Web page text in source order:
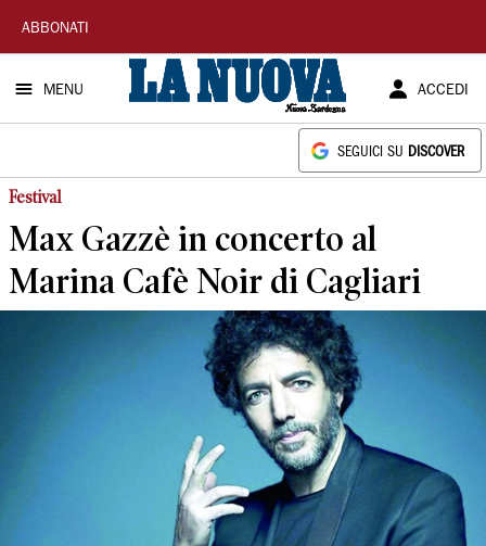
La
Nuova
Sardegna
ABBONATI
MENU ACCEDI
SEGUICI SU DISCOVER
Festival
Max Gazzè in concerto al
Marina Cafè Noir di Cagliari